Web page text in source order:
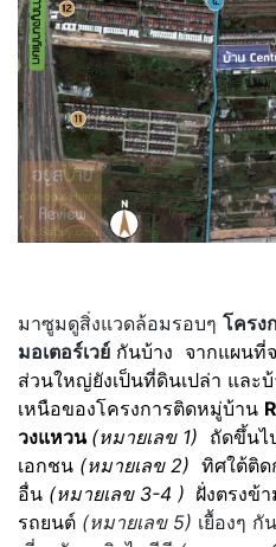
มาซูมดูสิ่งแวดล้อมรอบๆ โครง
มอเตอร์เวย์ กันบ้าง จากแผนที่
ส่วนใหญ่ยังเป็นที่ดินเปล่า และ
เหนือของโครงการติดหมู่บ้าน
วงแหวน (หมายเลข 1) ถัดขึ้นไ
เอกชน (หมายเลข 2) ทิศใต้ติ
อื่น (หมายเลข 3-4 ) ฝั่งตรงข้
รถยนต์ (หมายเลข 5) เยื้องๆ กั